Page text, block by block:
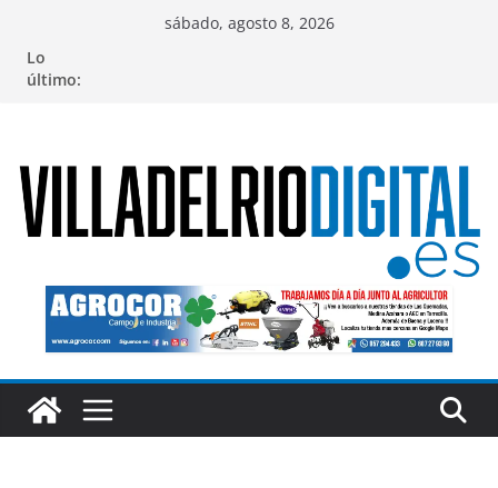
contenido
sábado, agosto 8, 2026
Lo
último: